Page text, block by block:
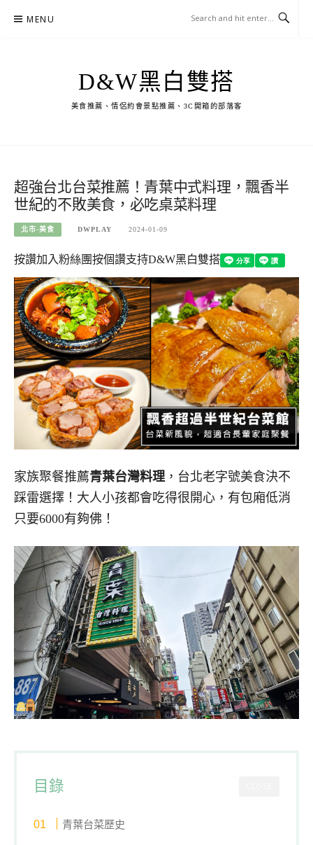
MENU
D&W黑白雙搭
美食推薦、情侶約會景點推薦、3C開箱的部落客
超強台北台菜推薦！青葉中式料理，飄香半
世紀的不敗美食，必吃桌菜料理
北市-美食 DWPLAY 2024-01-09
按讚加入粉絲團按個讚支持D&W黑白雙搭
家族聚餐推薦青葉台灣料理，台北老字號美食決不
踩雷選擇！大人小孩都會吃得很開心，有包廂低消
只要6000有夠佛！
目錄
青葉台菜歷史